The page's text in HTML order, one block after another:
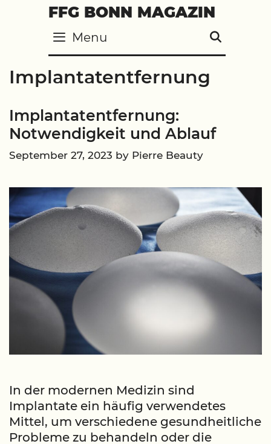
FFG BONN MAGAZIN
Menu
Implantatentfernung
Implantatentfernung:
Notwendigkeit und Ablauf
September 27, 2023 by Pierre Beauty
In der modernen Medizin sind
Implantate ein häufig verwendetes
Mittel, um verschiedene gesundheitliche
Probleme zu behandeln oder die